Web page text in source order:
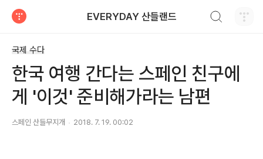
EVERYDAY 산들랜드
국제 수다
한국 여행 간다는 스페인 친구에
게 '이것' 준비해가라는 남편
스페인 산들무지개 2018. 7. 19. 00:02